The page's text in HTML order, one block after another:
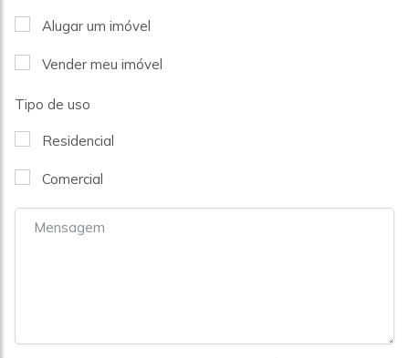
Alugar um imóvel
Vender meu imóvel
Tipo de uso
Residencial
Comercial